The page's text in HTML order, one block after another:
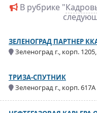
В рубрике "
ЗЕЛЕНОГРАД ПАРТНЕР
Зеленоград г., корп.
ТРИЗА-СПУТНИК
Зеленоград г., корп. 617А